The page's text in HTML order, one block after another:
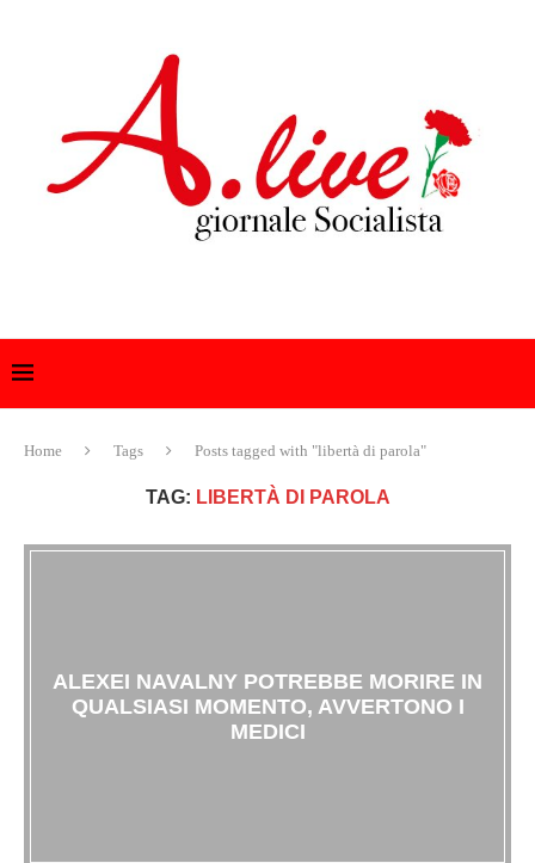
Home Tags Posts tagged with "libertà di parola"
TAG: LIBERTÀ DI PAROLA
ALEXEI NAVALNY POTREBBE MORIRE IN
QUALSIASI MOMENTO, AVVERTONO I
MEDICI